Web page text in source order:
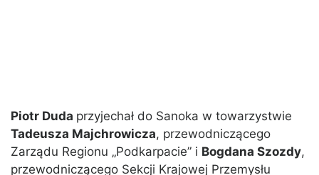
Piotr Duda przyjechał do Sanoka w towarzystwie
Tadeusza Majchrowicza, przewodniczącego
Zarządu Regionu „Podkarpacie” i Bogdana Szozdy,
przewodniczącego Sekcji Krajowej Przemysłu